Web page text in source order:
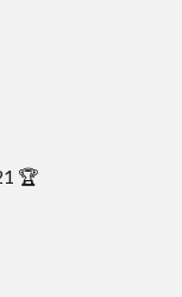
🏆